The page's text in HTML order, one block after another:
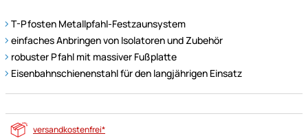
T-Pfosten Metallpfahl-Festzaunsystem
einfaches Anbringen von Isolatoren und Zubehör
robuster Pfahl mit massiver Fußplatte
Eisenbahnschienenstahl für den langjährigen Einsatz
versandkostenfrei*